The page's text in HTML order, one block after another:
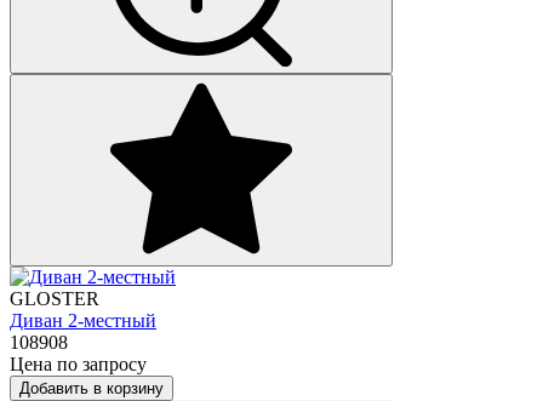
GLOSTER
Диван 2-местный
108908
Цена по запросу
Добавить в корзину